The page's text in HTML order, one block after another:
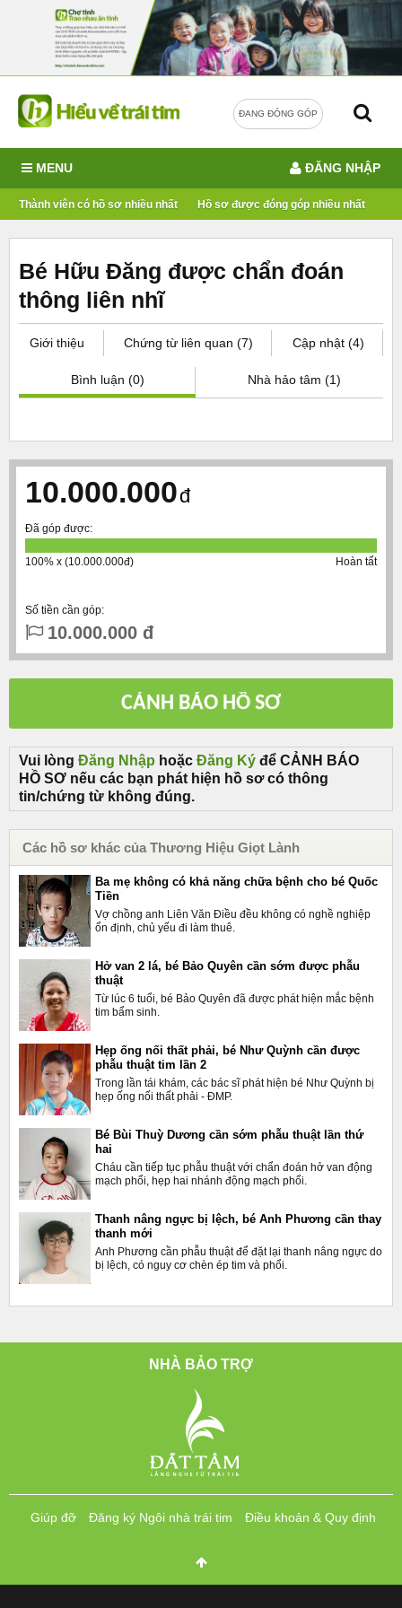
ĐANG ĐÓNG GÓP
MENU
Thành viên có hồ sơ nhiều nhất Hồ sơ được đóng góp nhiều nhất
ĐĂNG NHẬP
Bé Hữu Đăng được chẩn đoán
thông liên nhĩ
Giới thiệu Chứng từ liên quan (7) Cập nhật (4)
Bình luận (0) Nhà hảo tâm (1)
10.000.000đ
Đã góp được:
100% x (10.000.000đ) Hoàn tất
Số tiền cần góp:
10.000.000 đ
Vui lòng Đăng Nhập hoặc Đăng Ký để CẢNH BÁO
HỒ SƠ nếu các bạn phát hiện hồ sơ có thông
tin/chứng từ không đúng.
Các hồ sơ khác của Thương Hiệu Giọt Lành
Ba mẹ không có khả năng chữa bệnh cho bé Quốc
Tiền
Vợ chồng anh Liên Văn Điều đều không có nghề nghiệp
ổn định, chủ yếu đi làm thuê.
Hở van 2 lá, bé Bảo Quyên cần sớm được phẫu
thuật
Từ lúc 6 tuổi, bé Bảo Quyên đã được phát hiện mắc bệnh
tim bẩm sinh.
Hẹp ống nối thất phải, bé Như Quỳnh cần được
phẫu thuật tim lần 2
Trong lần tái khám, các bác sĩ phát hiện bé Như Quỳnh bị
hẹp ống nối thất phải - ĐMP.
Bé Bùi Thuỳ Dương cần sớm phẫu thuật lần thứ
hai
Cháu cần tiếp tục phẫu thuật với chẩn đoán hở van động
mạch phổi, hẹp hai nhánh động mạch phổi.
Thanh nâng ngực bị lệch, bé Anh Phương cần thay
thanh mới
Anh Phương cần phẫu thuật để đặt lại thanh nâng ngực do
bị lệch, có nguy cơ chèn ép tim và phổi.
NHÀ BẢO TRỢ
Giúp đỡ Đăng ký Ngôi nhà trái tim Điều khoản & Quy định